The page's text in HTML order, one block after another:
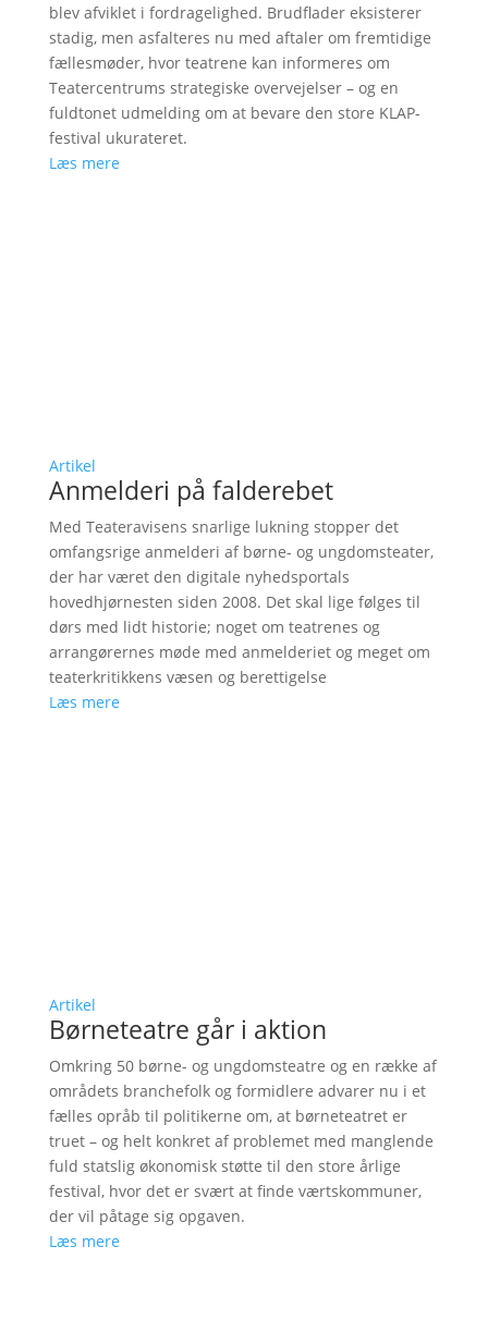
blev afviklet i fordragelighed. Brudflader eksisterer
stadig, men asfalteres nu med aftaler om fremtidige
fællesmøder, hvor teatrene kan informeres om
Teatercentrums strategiske overvejelser – og en
fuldtonet udmelding om at bevare den store KLAP-
festival ukurateret.
Læs mere
Artikel
Anmelderi på falderebet
Med Teateravisens snarlige lukning stopper det
omfangsrige anmelderi af børne- og ungdomsteater,
der har været den digitale nyhedsportals
hovedhjørnesten siden 2008. Det skal lige følges til
dørs med lidt historie; noget om teatrenes og
arrangørernes møde med anmelderiet og meget om
teaterkritikkens væsen og berettigelse
Læs mere
Artikel
Børneteatre går i aktion
Omkring 50 børne- og ungdomsteatre og en række af
områdets branchefolk og formidlere advarer nu i et
fælles opråb til politikerne om, at børneteatret er
truet – og helt konkret af problemet med manglende
fuld statslig økonomisk støtte til den store årlige
festival, hvor det er svært at finde værtskommuner,
der vil påtage sig opgaven.
Læs mere